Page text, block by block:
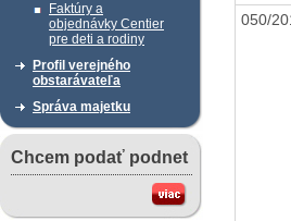
Faktúry a
objednávky Centier
pre deti a rodiny
Profil verejného
obstarávateľa
Správa majetku
Chcem podať podnet
050/